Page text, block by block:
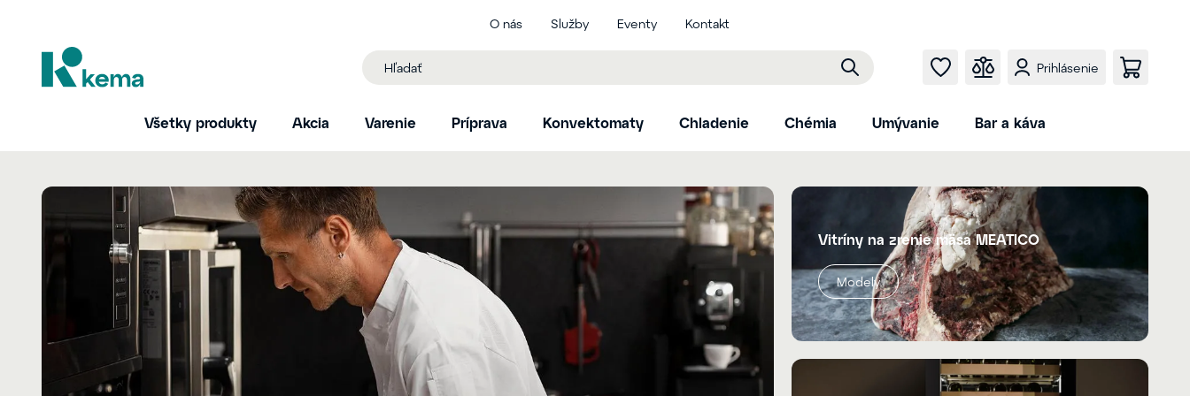
O nás Služby Eventy Kontakt
Prihlásenie
Všetky produkty Akcia Varenie Príprava Konvektomaty Chladenie Chémia Umývanie Bar a káva
Vitríny na zrenie mäsa MEATICO
Modely